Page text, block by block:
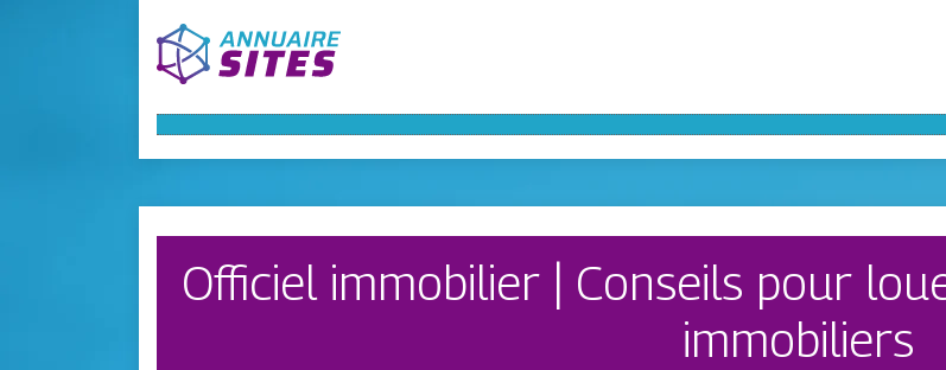
Officiel immobilier | Conseils pour
immobiliers